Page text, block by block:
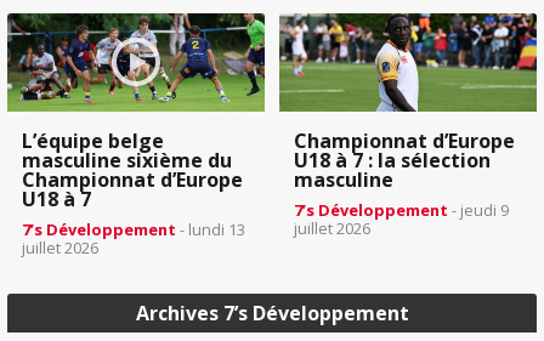
L’équipe belge
masculine sixième du
Championnat d’Europe
U18 à 7
7’s Développement - lundi 13
juillet 2026
Championnat d’Europe
U18 à 7 : la sélection
masculine
7’s Développement - jeudi 9
juillet 2026
Archives 7’s Développement